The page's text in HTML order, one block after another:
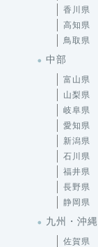
香川県
高知県
鳥取県
中部
富山県
山梨県
岐阜県
愛知県
新潟県
石川県
福井県
長野県
静岡県
九州・沖縄
佐賀県